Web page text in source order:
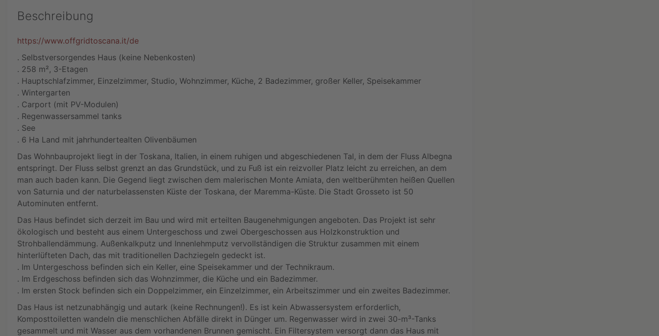
Beschreibung
https://www.offgridtoscana.it/de
. Selbstversorgendes Haus (keine Nebenkosten)
. 258 m², 3-Etagen
. Hauptschlafzimmer, Einzelzimmer, Studio, Wohnzimmer, Küche, 2 Badezimmer, großer Keller, Speisekammer
. Wintergarten
. Carport (mit PV-Modulen)
. Regenwassersammel tanks
. See
. 6 Ha Land mit jahrhundertealten Olivenbäumen
Das Wohnbauprojekt liegt in der Toskana, Italien, in einem ruhigen und abgeschiedenen Tal, in dem der Fluss Albegna
entspringt. Der Fluss selbst grenzt an das Grundstück, und zu Fuß ist ein reizvoller Platz leicht zu erreichen, an dem
man auch baden kann. Die Gegend liegt zwischen dem malerischen Monte Amiata, den weltberühmten heißen Quellen
von Saturnia und der naturbelassensten Küste der Toskana, der Maremma-Küste. Die Stadt Grosseto ist 50
Autominuten entfernt.
Das Haus befindet sich derzeit im Bau und wird mit erteilten Baugenehmigungen angeboten. Das Projekt ist sehr
ökologisch und besteht aus einem Untergeschoss und zwei Obergeschossen aus Holzkonstruktion und
Strohballendämmung. Außenkalkputz und Innenlehmputz vervollständigen die Struktur zusammen mit einem
hinterlüfteten Dach, das mit traditionellen Dachziegeln gedeckt ist.
. Im Untergeschoss befinden sich ein Keller, eine Speisekammer und der Technikraum.
. Im Erdgeschoss befinden sich das Wohnzimmer, die Küche und ein Badezimmer.
. Im ersten Stock befinden sich ein Doppelzimmer, ein Einzelzimmer, ein Arbeitszimmer und ein zweites Badezimmer.
Das Haus ist netzunabhängig und autark (keine Rechnungen!). Es ist kein Abwassersystem erforderlich,
Komposttoiletten wandeln die menschlichen Abfälle direkt in Dünger um. Regenwasser wird in zwei 30-m³-Tanks
gesammelt und mit Wasser aus dem vorhandenen Brunnen gemischt. Ein Filtersystem versorgt dann das Haus mit